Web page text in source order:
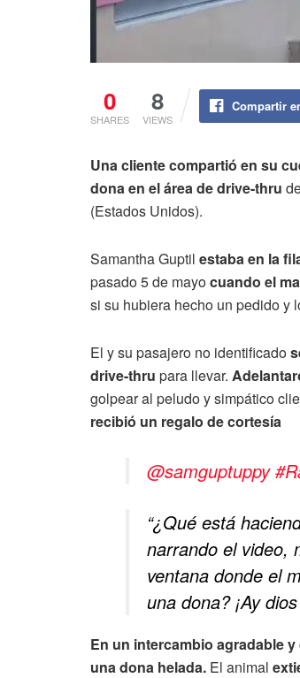
0
SHARES
8
VIEWS
Compartir
Una cliente compartió en su
dona en el área de drive-thru
(Estados Unidos).
Samantha Guptil estaba en la
pasado 5 de mayocuando el
si su hubiera hecho un pedido y
El y su pasajero no identificado
drive-thru para llevar.
golpear al peludo y simpático
recibió un regalo de cortesía
@samguptuppy
“¿Qué está
narrando el video,
ventana donde el
una dona? ¡Ay
En un intercambio agradable
una dona helada. El animal